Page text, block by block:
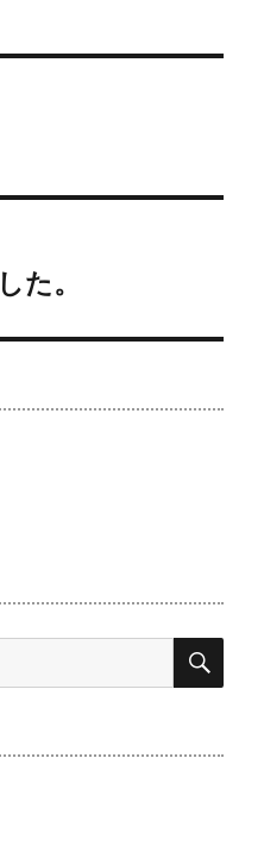
た。
検